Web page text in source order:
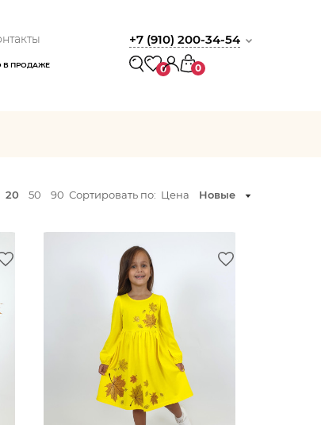
В ПРОДАЖЕ
+7 (910) 200-34-54
0 0
20 50 90 Сортировать по: Цена Новые